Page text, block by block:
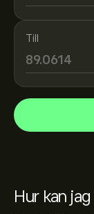
Till
Hur kan jag